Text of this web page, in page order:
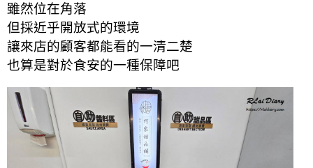
雖然位在角落
但採近乎開放式的環境
讓來店的顧客都能看的一清二楚
也算是對於食安的一種保障吧